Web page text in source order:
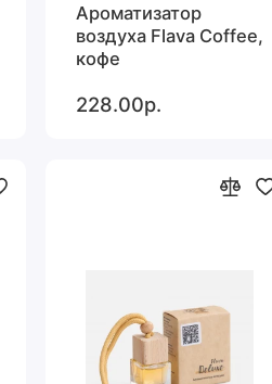
Ароматизатор
воздуха Flava Coffee,
кофе
228.00р.